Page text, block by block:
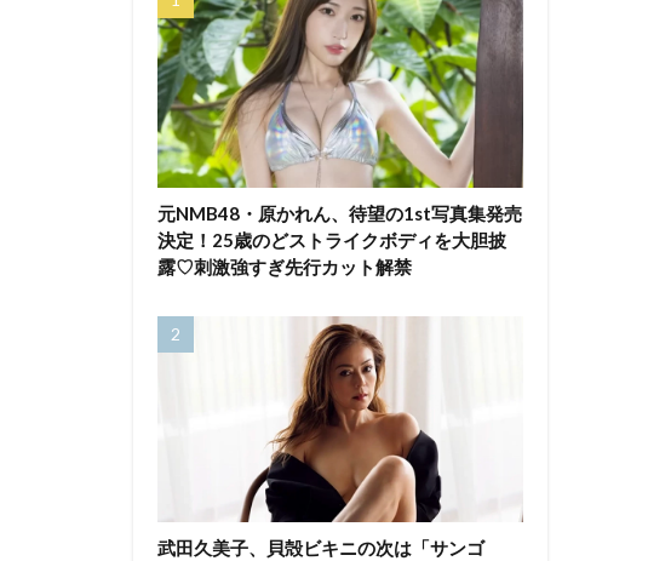
元NMB48・原かれん、待望の1st写真集発売
決定！25歳のどストライクボディを大胆披
露♡刺激強すぎ先行カット解禁
武田久美子、貝殻ビキニの次は「サンゴ